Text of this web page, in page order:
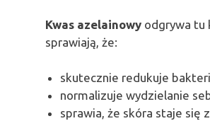
Kwas azelainowy odgrywa tu
sprawiają, że:
skutecznie redukuje
normalizuje wydzielanie
sprawia, że skóra staje się